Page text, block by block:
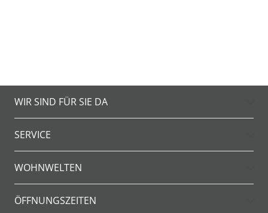
WIR SIND FÜR SIE DA
SERVICE
WOHNWELTEN
ÖFFNUNGSZEITEN